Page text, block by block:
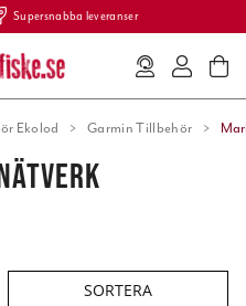
Supersnabba leveranser
Ekolod Garmin Tillbehör
SORTERA